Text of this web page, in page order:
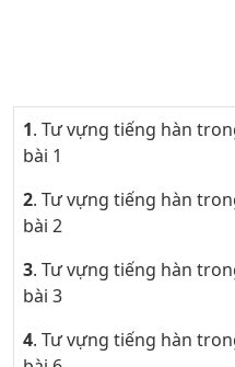
1. Tư vựng tiếng hàn
bài 1
2. Tư vựng tiếng hàn
bài 2
3. Tư vựng tiếng hàn
bài 3
4. Tư vựng tiếng hàn